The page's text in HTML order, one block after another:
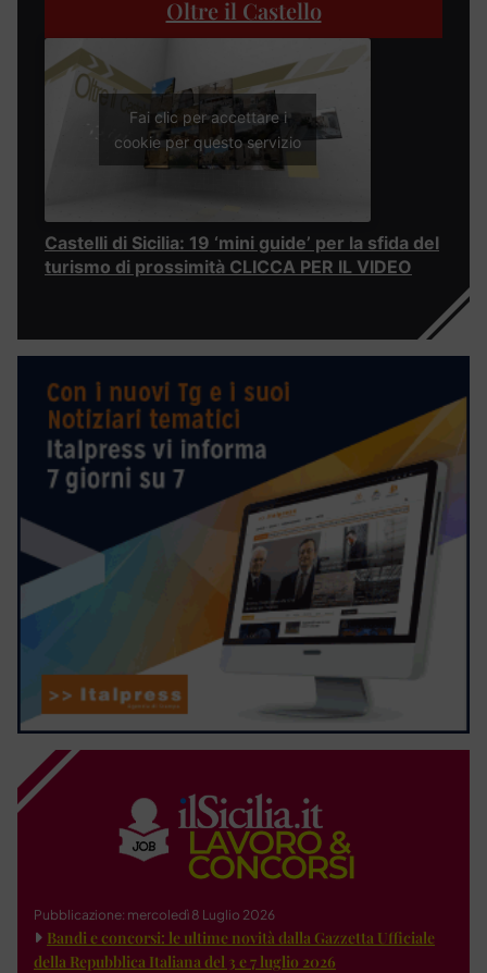
Oltre il Castello
Fai clic per accettare i
cookie per questo servizio
Castelli di Sicilia: 19 ‘mini guide’ per la sfida del
turismo di prossimità CLICCA PER IL VIDEO
Pubblicazione: mercoledì 8 Luglio 2026
Bandi e concorsi: le ultime novità dalla Gazzetta Ufficiale
della Repubblica Italiana del 3 e 7 luglio 2026